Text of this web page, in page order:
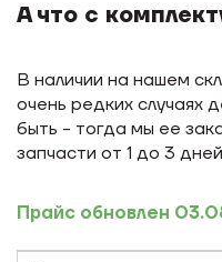
А что с
В наличии на нашем
очень редких случаях
быть - тогда мы ее
запчасти от 1 до 3
Прайс обновлен